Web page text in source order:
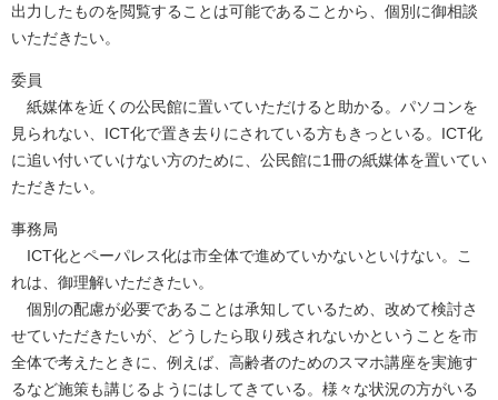
出力したものを閲覧することは可能であることから、個別に御相談
いただきたい。
委員
紙媒体を近くの公民館に置いていただけると助かる。パソコンを
見られない、ICT化で置き去りにされている方もきっといる。ICT化
に追い付いていけない方のために、公民館に1冊の紙媒体を置いてい
ただきたい。
事務局
ICT化とペーパレス化は市全体で進めていかないといけない。こ
れは、御理解いただきたい。
個別の配慮が必要であることは承知しているため、改めて検討さ
せていただきたいが、どうしたら取り残されないかということを市
全体で考えたときに、例えば、高齢者のためのスマホ講座を実施す
るなど施策も講じるようにはしてきている。様々な状況の方がいる